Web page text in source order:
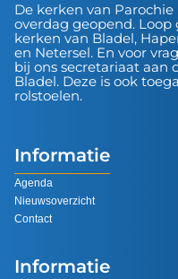
De kerken van
overdag geopend.
kerken van Bladel,
en Netersel. En voor
bij ons secretariaat aan
Bladel. Deze is ook
rolstoelen.
Informatie
Agenda
Nieuwsoverzicht
Contact
Informatie